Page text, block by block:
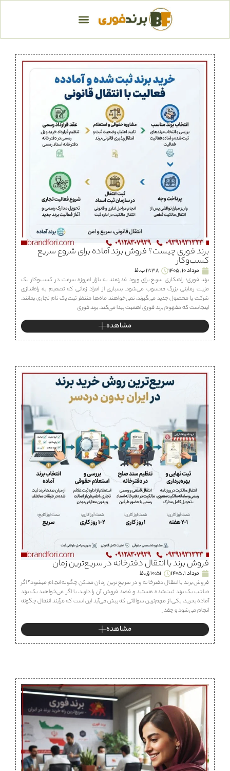
برند فوری چیست؟ فروش برند آماده برای شروع سریع
کسب‌وکار
مرداد 10, 1405
12:38 ب.ظ
برند فوری؛ راهکاری سریع برای ورود قدرتمند به بازار امروزه سرعت در کسب‌وکار یک
مزیت رقابتی بزرگ محسوب می‌شود. بسیاری از افراد زمانی که تصمیم به راه‌اندازی
شرکت یا محصول جدید می‌گیرند، نمی‌خواهند ماه‌ها منتظر ثبت یک نام تجاری بمانند.
اینجاست که مفهوم برند فوری اهمیت پیدا می‌کند. برند فوری
مشاهده
فروش برند با انتقال دفترخانه در سریع‌ترین زمان
مرداد 1, 1405
10:51 ق.ظ
فروش برند با انتقال دفترخانه و در سریع ترین زمان ممکن چگونه انجام میشود؟ اگر
صاحب یک برند ثبت‌شده هستید و قصد فروش آن را دارید، یا اگر می‌خواهید یک برند
آماده بخرید، یکی از مهم‌ترین سوالاتی که پیش می‌آید این است که فرآیند انتقال چگونه
انجام می‌شود و چقدر
مشاهده